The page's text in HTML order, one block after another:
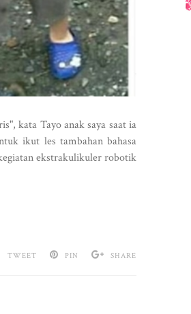
kata Tayo anak saya saat ia
ikut les tambahan bahasa
ekstrakulikuler robotik
TWEET PIN SHARE